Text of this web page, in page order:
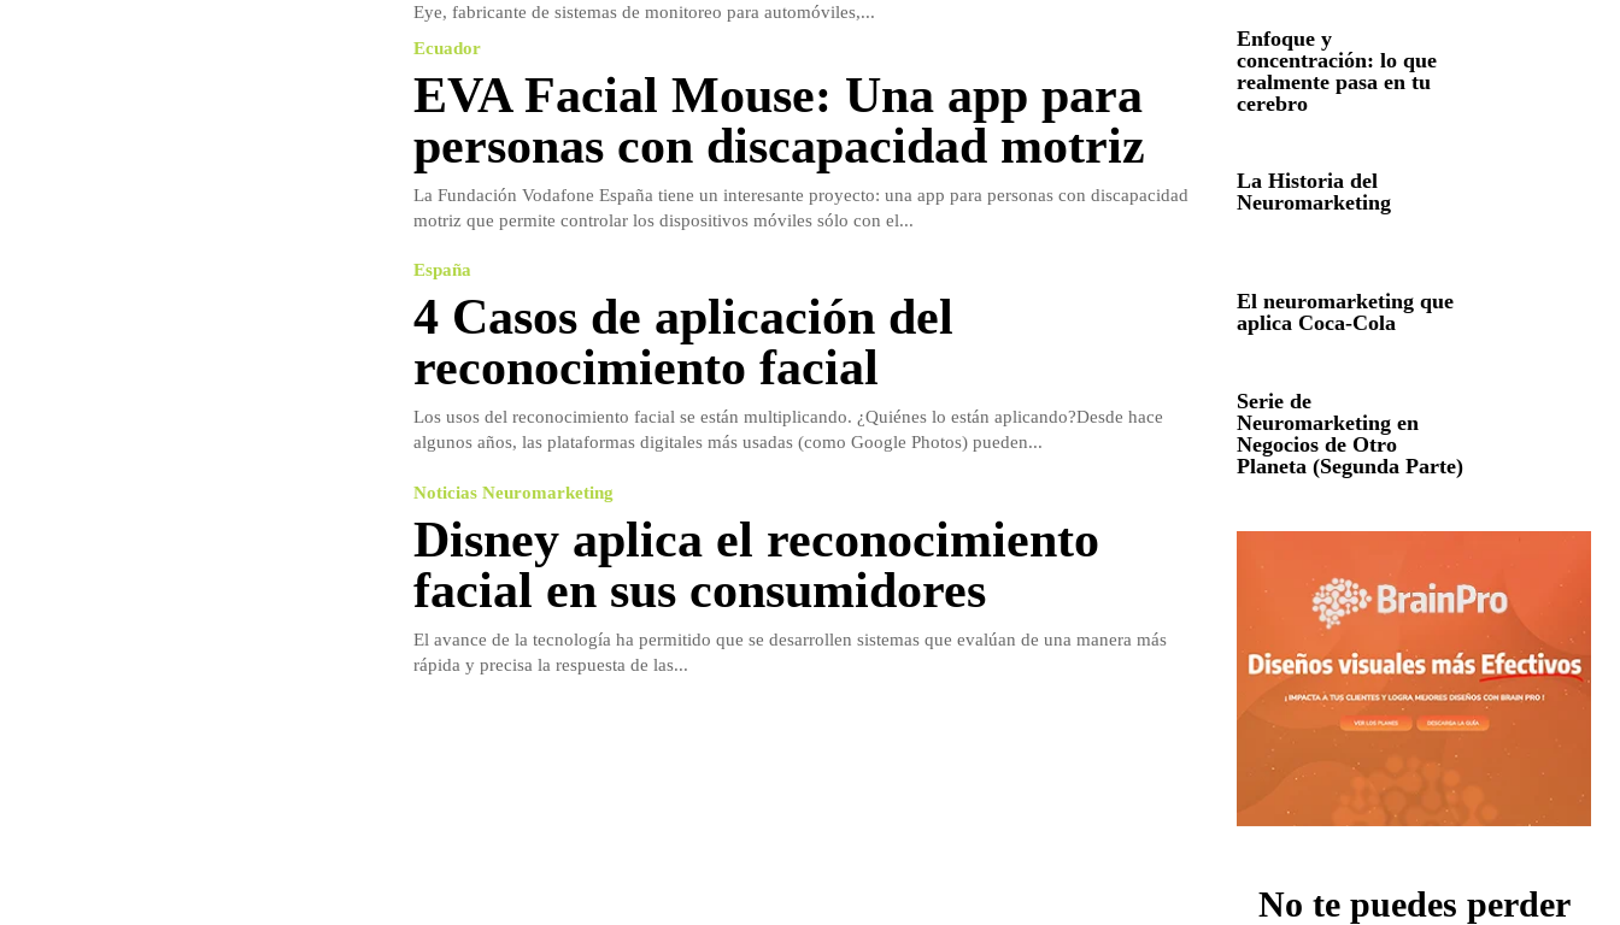
Eye, fabricante de sistemas de monitoreo para automóviles,...
Ecuador
EVA Facial Mouse: Una app para
personas con discapacidad motriz
La Fundación Vodafone España tiene un interesante proyecto: una app para personas con discapacidad
motriz que permite controlar los dispositivos móviles sólo con el...
España
4 Casos de aplicación del
reconocimiento facial
Los usos del reconocimiento facial se están multiplicando. ¿Quiénes lo están aplicando?Desde hace
algunos años, las plataformas digitales más usadas (como Google Photos) pueden...
Noticias Neuromarketing
Disney aplica el reconocimiento
facial en sus consumidores
El avance de la tecnología ha permitido que se desarrollen sistemas que evalúan de una manera más
rápida y precisa la respuesta de las...
Enfoque y
concentración: lo que
realmente pasa en tu
cerebro
La Historia del
Neuromarketing
El neuromarketing que
aplica Coca-Cola
Serie de
Neuromarketing en
Negocios de Otro
Planeta (Segunda Parte)
No te puedes perder